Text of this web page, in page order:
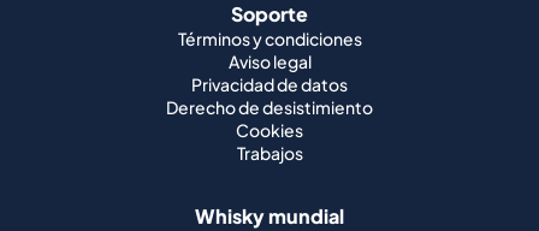
Soporte
Términos y condiciones
Aviso legal
Privacidad de datos
Derecho de desistimiento
Cookies
Trabajos
Whisky mundial